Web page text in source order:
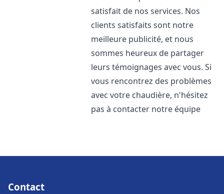
satisfait de nos services. Nos
clients satisfaits sont notre
meilleure publicité, et nous
sommes heureux de partager
leurs témoignages avec vous. Si
vous rencontrez des problèmes
avec votre chaudière, n'hésitez
pas à contacter notre équipe
Contact